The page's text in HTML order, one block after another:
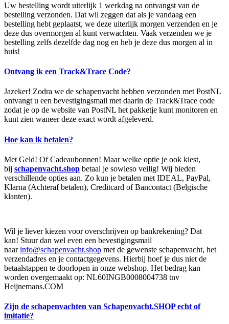
Uw bestelling wordt uiterlijk 1 werkdag na ontvangst van de
bestelling verzonden. Dat wil zeggen dat als je vandaag een
bestelling hebt geplaatst, we deze uiterlijk morgen verzenden en je
deze dus overmorgen al kunt verwachten. Vaak verzenden we je
bestelling zelfs dezelfde dag nog en heb je deze dus morgen al in
huis!
Ontvang ik een Track&Trace Code?
Jazeker! Zodra we de schapenvacht hebben verzonden met PostNL
ontvangt u een bevestigingsmail met daarin de Track&Trace code
zodat je op de website van PostNL het pakketje kunt monitoren en
kunt zien waneer deze exact wordt afgeleverd.
Hoe kan ik betalen?
Met Geld! Of Cadeaubonnen! Maar welke optie je ook kiest,
bij schapenvacht.shop betaal je sowieso veilig! Wij bieden
verschillende opties aan. Zo kun je betalen met IDEAL, PayPal,
Klarna (Achteraf betalen), Creditcard of Bancontact (Belgische
klanten).
Wil je liever kiezen voor overschrijven op bankrekening? Dat
kan! Stuur dan wel even een bevestigingsmail
naarinfo@schapenvacht.shop met de gewenste schapenvacht, het
verzendadres en je contactgegevens. Hierbij hoef je dus niet de
betaalstappen te doorlopen in onze webshop. Het bedrag kan
worden overgemaakt op: NL60INGB0008004738 tnv
Heijnemans.COM
Zijn de schapenvachten van Schapenvacht.SHOP echt of
imitatie?